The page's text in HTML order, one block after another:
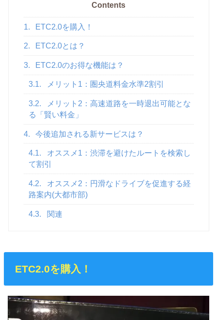
Contents
1. ETC2.0を購入！
2. ETC2.0とは？
3. ETC2.0のお得な機能は？
3.1. メリット1：圏央道料金水準2割引
3.2.
メリット2：高速道路を一時退出可能とな
る「賢い料金」
4. 今後追加される新サービスは？
4.1.
オススメ1：渋滞を避けたルートを検索し
て割引
4.2.
オススメ2：円滑なドライブを促進する経
路案内(大都市部)
4.3. 関連
ETC2.0を購入！